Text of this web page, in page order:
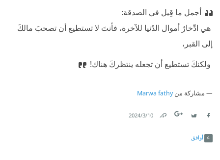
أجمل ما قِيل في الصدقة:
‫ هي ادِّخارُ أموال الدُنيا للآخرة، فأنتَ لا تستطيع أن تصحبَ مالكَ
إلى القبر،
‫ ولكنكَ تستطيع أن تجعله ينتظركَ هناك!
مشاركة منMarwa fathy
10‏/3‏/2024
أوافق